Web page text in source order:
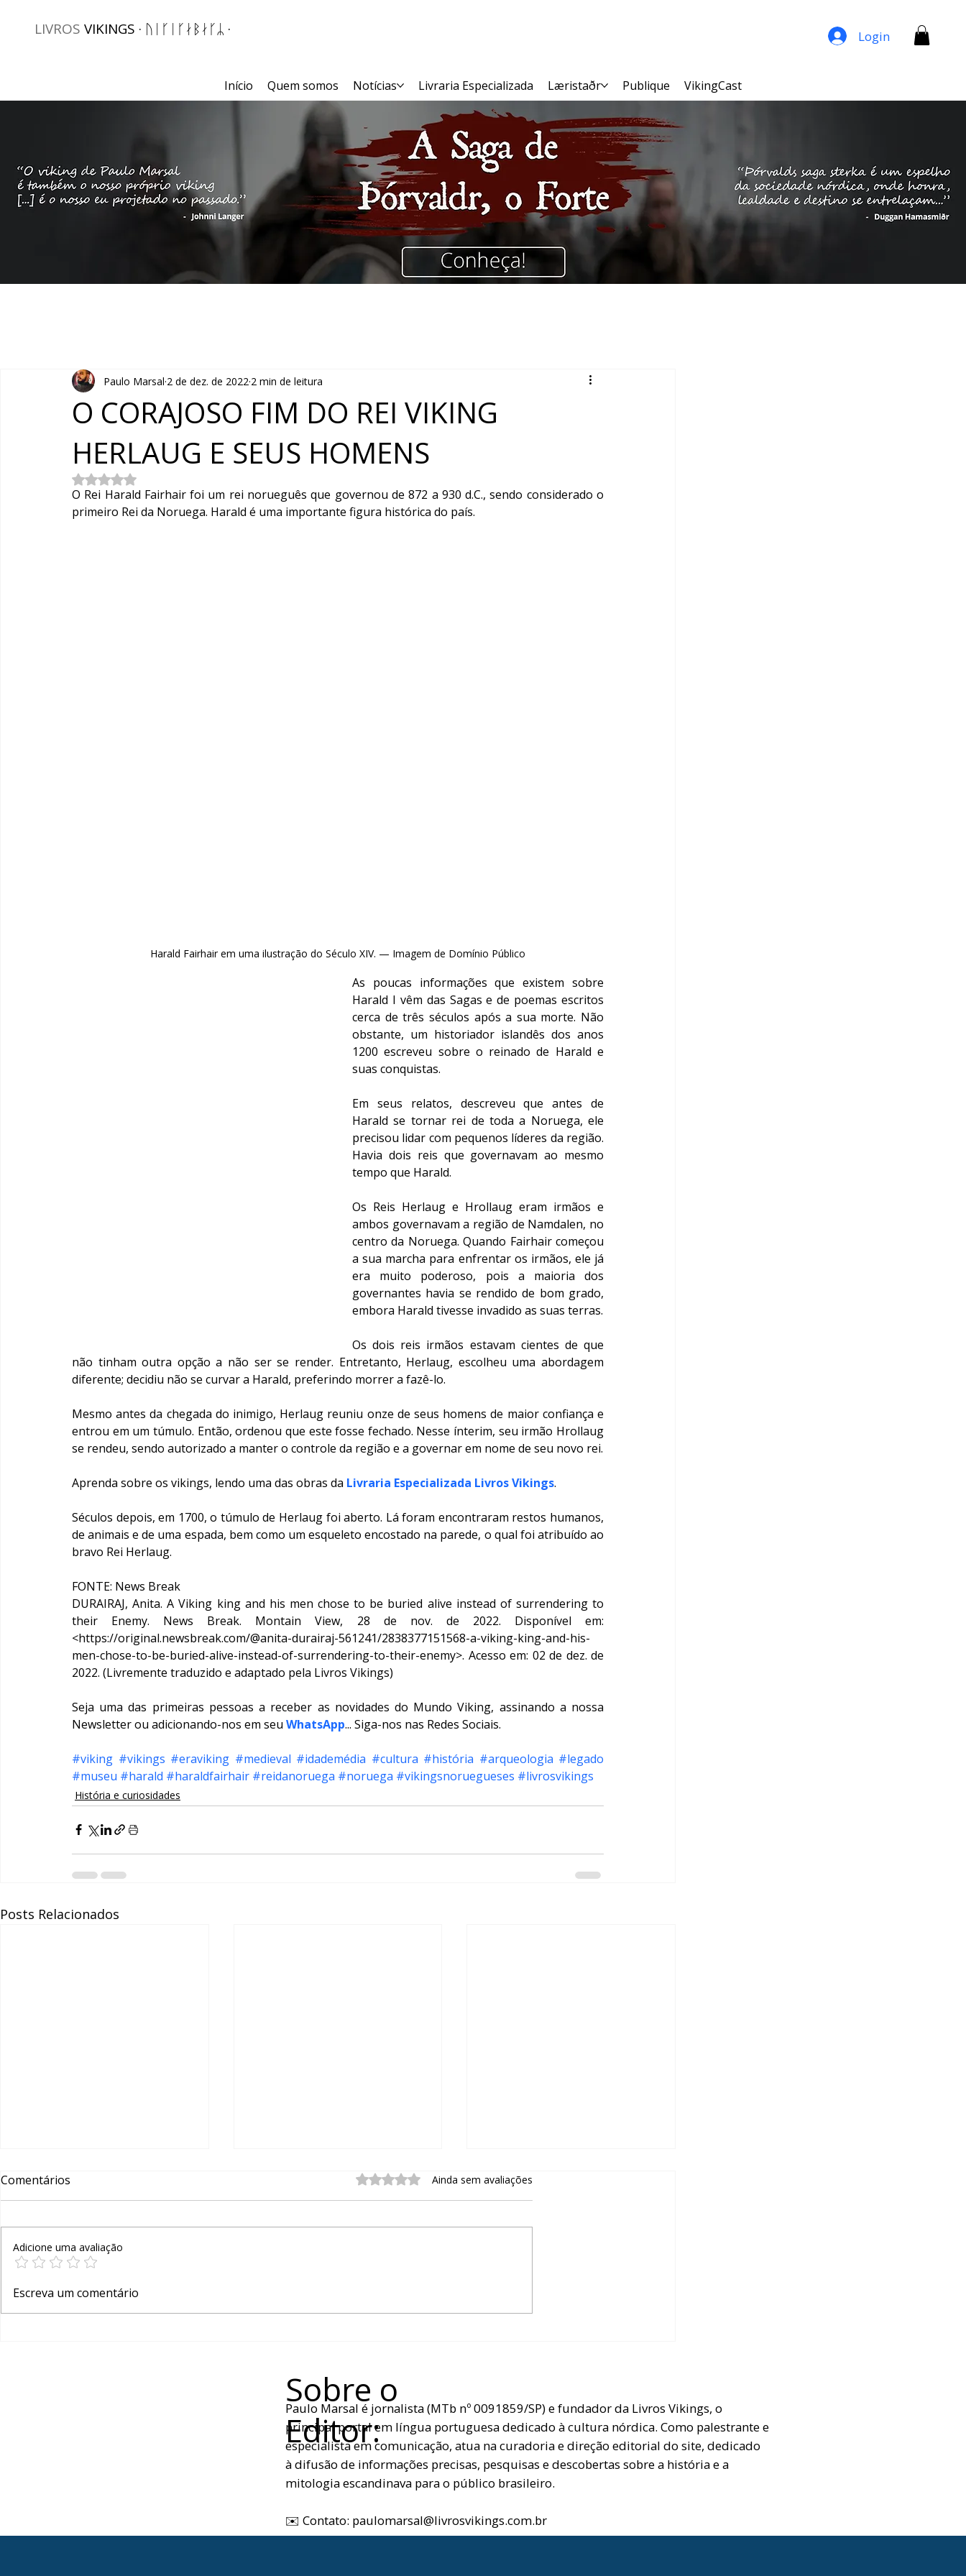
Início Quem somos Notícias Livraria Especializada Læristaðr Publique VikingCast
LIVROS VIKINGS · ᚢᛁᚴᛁᚴᛅᛒᛅᚴᛦ · Login
O CORAJOSO FIM DO REI VIKING
HERLAUG E SEUS HOMENS
Paulo Marsal 2 de dez. de 2022 2 min de leitura
Avaliado com NaN de 5 estrelas.
O Rei Harald Fairhair foi um rei norueguês que governou de 872 a 930 d.C., sendo considerado o
primeiro Rei da Noruega. Harald é uma importante figura histórica do país.
Harald Fairhair em uma ilustração do Século XIV. — Imagem de Domínio Público
As poucas informações que existem sobre
Harald I vêm das Sagas e de poemas escritos
cerca de três séculos após a sua morte. Não
obstante, um historiador islandês dos anos
1200 escreveu sobre o reinado de Harald e
suas conquistas.
Em seus relatos, descreveu que antes de
Harald se tornar rei de toda a Noruega, ele
precisou lidar com pequenos líderes da região.
Havia dois reis que governavam ao mesmo
tempo que Harald.
Os Reis Herlaug e Hrollaug eram irmãos e
ambos governavam a região de Namdalen, no
centro da Noruega. Quando Fairhair começou
a sua marcha para enfrentar os irmãos, ele já
era muito poderoso, pois a maioria dos
governantes havia se rendido de bom grado,
embora Harald tivesse invadido as suas terras.
Os dois reis irmãos estavam cientes de que
não tinham outra opção a não ser se render. Entretanto, Herlaug, escolheu uma abordagem
diferente; decidiu não se curvar a Harald, preferindo morrer a fazê-lo.
Mesmo antes da chegada do inimigo, Herlaug reuniu onze de seus homens de maior confiança e
entrou em um túmulo. Então, ordenou que este fosse fechado. Nesse ínterim, seu irmão Hrollaug
se rendeu, sendo autorizado a manter o controle da região e a governar em nome de seu novo rei.
Aprenda sobre os vikings, lendo uma das obras da Livraria Especializada Livros Vikings.
Séculos depois, em 1700, o túmulo de Herlaug foi aberto. Lá foram encontraram restos humanos,
de animais e de uma espada, bem como um esqueleto encostado na parede, o qual foi atribuído ao
bravo Rei Herlaug.
FONTE: News Break
DURAIRAJ, Anita. A Viking king and his men chose to be buried alive instead of surrendering to
their Enemy. News Break. Montain View, 28 de nov. de 2022. Disponível em:
<https://original.newsbreak.com/@anita-durairaj-561241/2838377151568-a-viking-king-and-his-
men-chose-to-be-buried-alive-instead-of-surrendering-to-their-enemy>. Acesso em: 02 de dez. de
2022. (Livremente traduzido e adaptado pela Livros Vikings)
Seja uma das primeiras pessoas a receber as novidades do Mundo Viking, assinando a nossa
Newsletter ou adicionando-nos em seu WhatsApp... Siga-nos nas Redes Sociais.
#viking #vikings #eraviking #medieval #idademédia #cultura #história #arqueologia #legado
#museu #harald #haraldfairhair #reidanoruega #noruega #vikingsnoruegueses #livrosvikings
História e curiosidades
Posts Relacionados
DEGELO EXPÕE MAIS
Comentários Avaliado com 0 de 5 estrelas.
Ainda sem avaliações
Adicione uma avaliação
Escreva um comentário
Sobre o
Editor:
Paulo Marsal é jornalista (MTb nº 0091859/SP) e fundador da Livros Vikings, o
principal portal em língua portuguesa dedicado à cultura nórdica. Como palestrante e
especialista em comunicação, atua na curadoria e direção editorial do site, dedicado
à difusão de informações precisas, pesquisas e descobertas sobre a história e a
mitologia escandinava para o público brasileiro.
✉️ Contato: paulomarsal@livrosvikings.com.br